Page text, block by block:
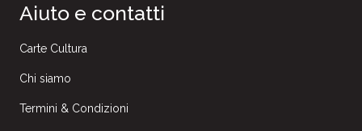
Aiuto e contatti
Carte Cultura
Chi siamo
Termini & Condizioni